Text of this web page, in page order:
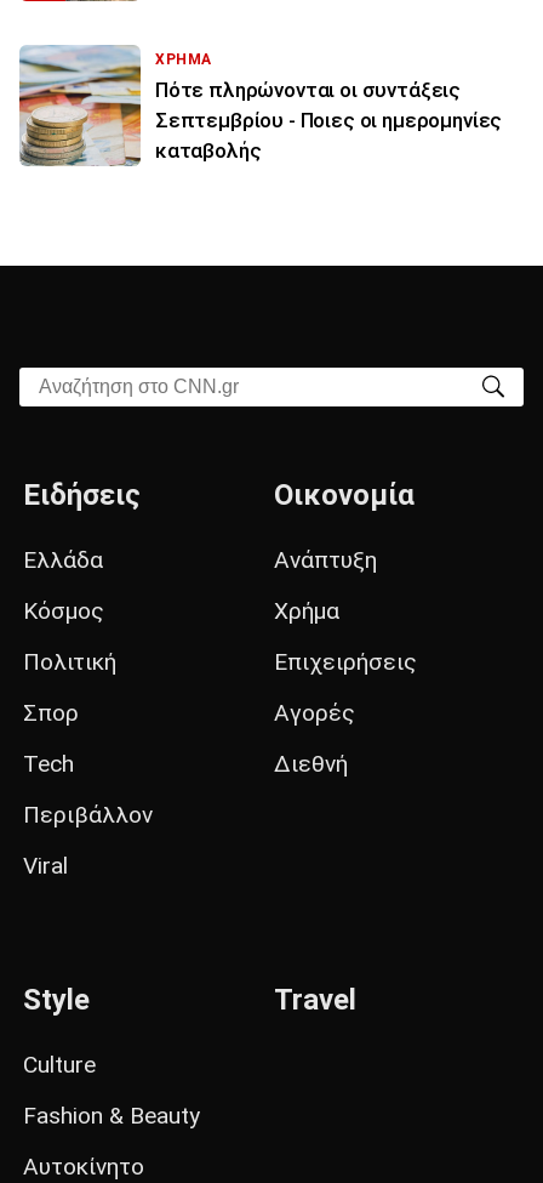
ΧΡΗΜΑ
Πότε πληρώνονται οι συντάξεις
Σεπτεμβρίου - Ποιες οι ημερομηνίες
καταβολής
Αναζήτηση στο CNN.gr
Ειδήσεις
Ελλάδα
Κόσμος
Πολιτική
Σπορ
Tech
Περιβάλλον
Viral
Οικονομία
Ανάπτυξη
Χρήμα
Επιχειρήσεις
Αγορές
Διεθνή
Style
Culture
Fashion & Beauty
Αυτοκίνητο
Travel